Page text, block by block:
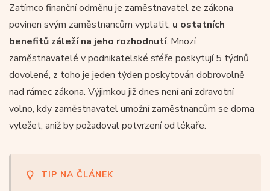
Zatímco finanční odměnu je zaměstnavatel ze zákona
povinen svým zaměstnancům vyplatit, u ostatních
benefitů záleží na jeho rozhodnutí. Mnozí
zaměstnavatelé v podnikatelské sféře poskytují 5 týdnů
dovolené, z toho je jeden týden poskytován dobrovolně
nad rámec zákona. Výjimkou již dnes není ani zdravotní
volno, kdy zaměstnavatel umožní zaměstnancům se doma
vyležet, aniž by požadoval potvrzení od lékaře.
TIP NA ČLÁNEK